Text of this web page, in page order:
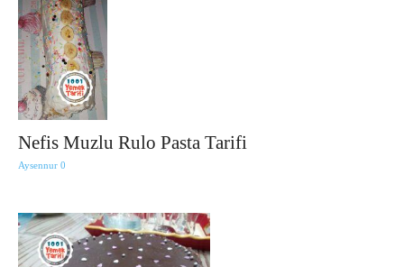
Nefis Muzlu Rulo Pasta Tarifi
Aysennur 0